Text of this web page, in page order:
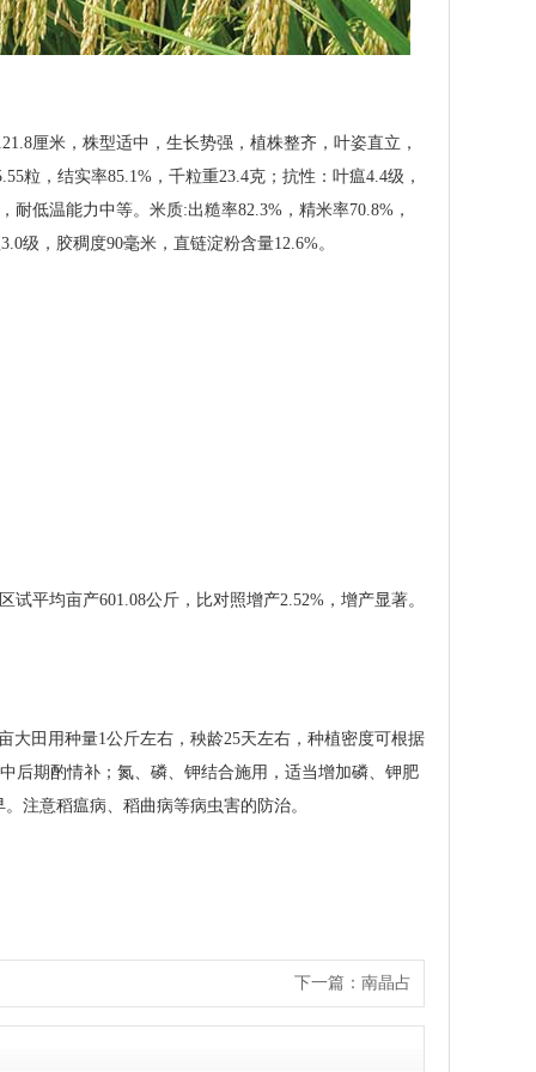
厘米，株型适中，生长势强，植株整齐，叶姿直立，
粒，结实率85.1%，千粒重23.4克；抗性：叶瘟4.4级，
低温能力中等。米质:出糙率82.3%，精米率70.8%，
级，胶稠度90毫米，直链淀粉含量12.6%。
平均亩产601.08公斤，比对照增产2.52%，增产显著。
大田用种量1公斤左右，秧龄25天左右，种植密度可根据
后期酌情补；氮、磷、钾结合施用，适当增加磷、钾肥
注意稻瘟病、稻曲病等病虫害的防治。
下一篇： 南晶占